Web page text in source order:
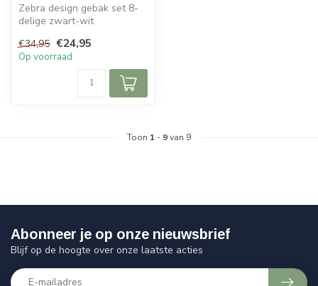
Zebra design gebak set 8-
delige zwart-wit
€34,95 €24,95
Op voorraad
Toon 1 - 9van 9
Abonneer je op onze nieuwsbrief
Blijf op de hoogte over onze laatste acties